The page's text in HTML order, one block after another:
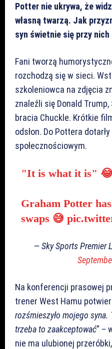
Potter nie ukrywa, że
własną twarzą. Jak
syn świetnie się przy nich
Fani tworzą
rozchodzą się w sieci.
szkoleniowca na zdjęcia
znaleźli się Donald
bracia Chuckle. Krótkie
odsłon. Do Pottera
społecznościowym.
"It is what it is"
Graham Potter
swaps 😅
— Sky Sports Premier
Na konferencji prasowej
trener West Hamu
rozśmieszyło mojego
trzeba to zaakceptować” –
nie ma ulubionej